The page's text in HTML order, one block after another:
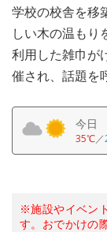
学校の校舎を移
しい木の温もり
利用した雑巾が
催され、話題を
今日
35℃／
※施設やイベン
す。おでかけの